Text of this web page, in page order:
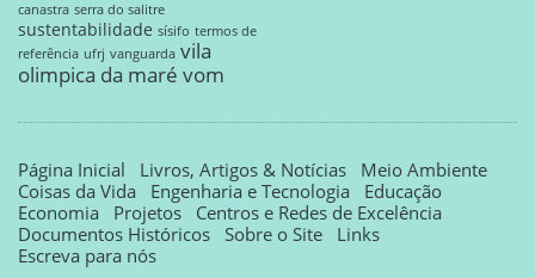
canastra serra do salitre
sustentabilidade sísifo termos de
referência ufrj vanguarda vila
olimpica da maré vom
Página Inicial Livros, Artigos & Notícias
Meio Ambiente
Coisas da Vida
Engenharia e Tecnologia
Educação
Economia
Projetos
Centros e Redes de Excelência
Documentos Históricos Sobre o Site
Links
Escreva para nós